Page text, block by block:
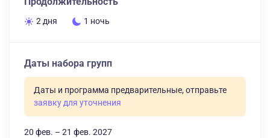
2 дня 1 ночь
Даты набора групп
Даты и программа предварительные, отправьте
заявку для уточнения
20 фев. – 21 фев. 2027